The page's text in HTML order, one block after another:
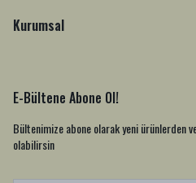
Kurumsal
E-Bültene Abone Ol!
Bültenimize abone olarak yeni ürünlerden
olabilirsin